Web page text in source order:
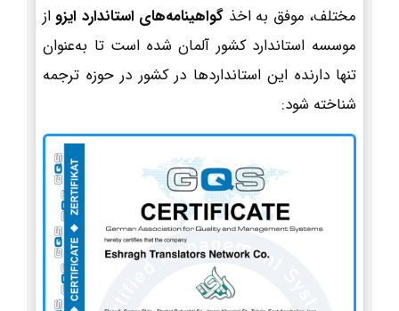
مختلف، موفق به اخذ گواهینامه‌های استاندارد ایزو از
موسسه استاندارد کشور آلمان شده است تا به‌عنوان
تنها دارنده این استانداردها در کشور در حوزه ترجمه
شناخته شود: